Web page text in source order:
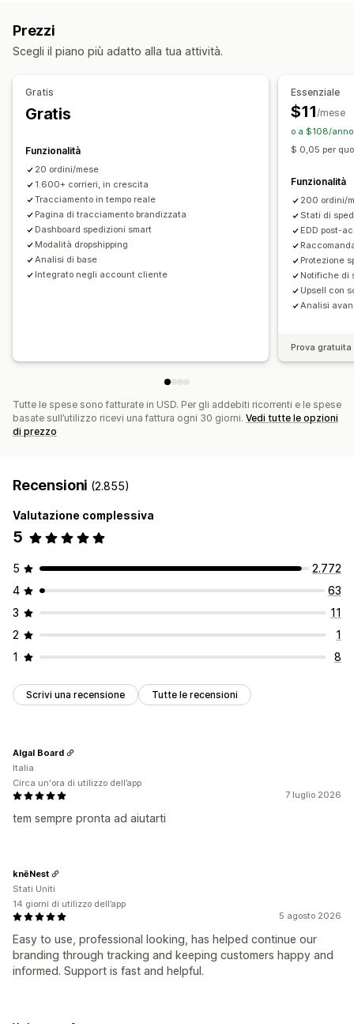
Data di consegna prevista
Dashboard Esportazione degli ordini
Notifiche
Notifiche personalizzate
Sincronizzazione degli ordini
Selezione del corriere
Monitoraggio in tempo reale
Notifiche via email
Aggiornamenti sugli ordini
Prezzi
Scegli il piano più adatto alla tua attività.
Gratis
Gratis
Funzionalità
20 ordini/mese
1.600+ corrieri, in crescita
Tracciamento in tempo reale
Pagina di tracciamento brandizzata
Dashboard spedizioni smart
Modalità dropshipping
Analisi di base
Integrato negli account cliente
Essenziale
$11/mese
o a $108/
$ 0,05 per
Funzionalità
200 ordini/
Stati di
EDD post-
Protezione
Notifiche di
Upsell con
Analisi
Prova
Tutte le spese sono fatturate in USD. Per gli addebiti ricorrenti e le spese
basate sull’utilizzo ricevi una fattura ogni 30 giorni. Vedi tutte le opzioni
di prezzo
Recensioni (2.855)
Valutazione complessiva
5
5
2.772
4
63
3
11
2
1
1
8
Scrivi una recensione Tutte le recensioni
7 luglio 2026
tem sempre pronta ad aiutarti
Algal Board
Italia
Circa un'ora di utilizzo dell’app
5 agosto 2026
Easy to use, professional looking, has helped continue our
branding through tracking and keeping customers happy and
informed. Support is fast and helpful.
knēNest
Stati Uniti
14 giorni di utilizzo dell’app